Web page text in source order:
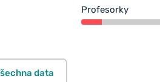
Profesorky
data